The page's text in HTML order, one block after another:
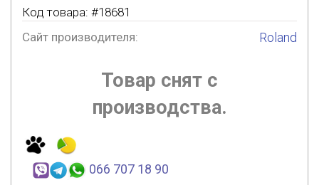
Код товара: #18681
Сайт производителя:
Roland
Товар снят с
производства.
066 707 18 90